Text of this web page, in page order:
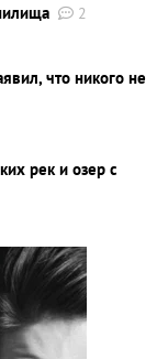
2
что никого не
рек и озер с